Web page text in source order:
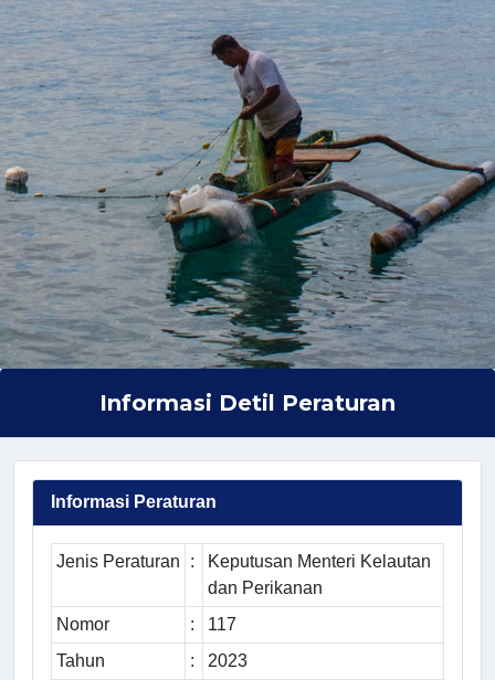
Informasi Detil Peraturan
Informasi Peraturan
Jenis Peraturan :
Keputusan Menteri Kelautan
dan Perikanan
Nomor
:
117
Tahun
:
2023